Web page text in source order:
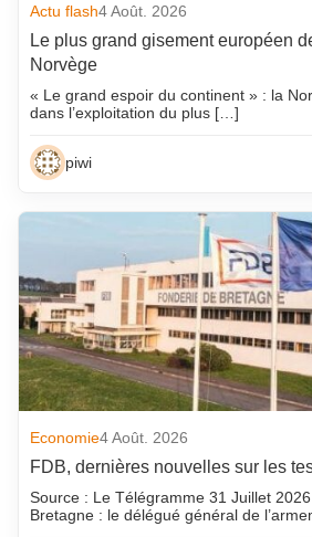
Actu flash4 Août. 2026
Le plus grand gisement européen
Norvège
« Le grand espoir du continent » : la
dans l’exploitation du plus […]
piwi
Economie4 Août. 2026
FDB, dernières nouvelles sur les
Source : Le Télégramme 31 Juillet
Bretagne : le délégué général de